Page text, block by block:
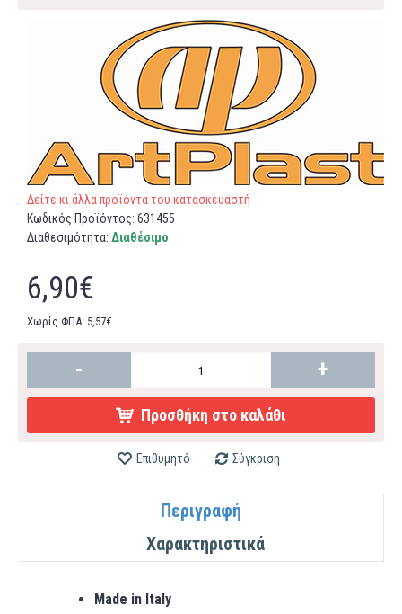
Δείτε κι άλλα προϊόντα του κατασκευαστή
Κωδικός Προϊόντος: 631455
Διαθεσιμότητα: Διαθέσιμο
6,90€
Χωρίς ΦΠΑ: 5,57€
- +
Προσθήκη στο καλάθι
Επιθυμητό Σύγκριση
Περιγραφή
Χαρακτηριστικά
Made in Italy